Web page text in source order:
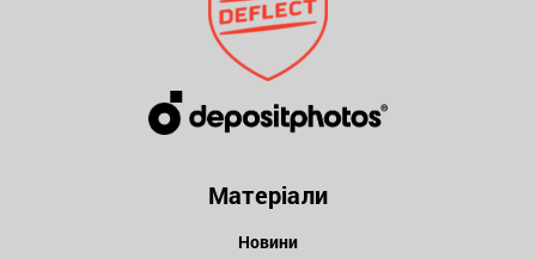
Матеріали
Новини